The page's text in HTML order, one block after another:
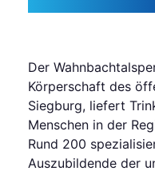
Der
Körperschaft des
Siegburg, liefert
Menschen in der
Rund 200
Auszubildende der